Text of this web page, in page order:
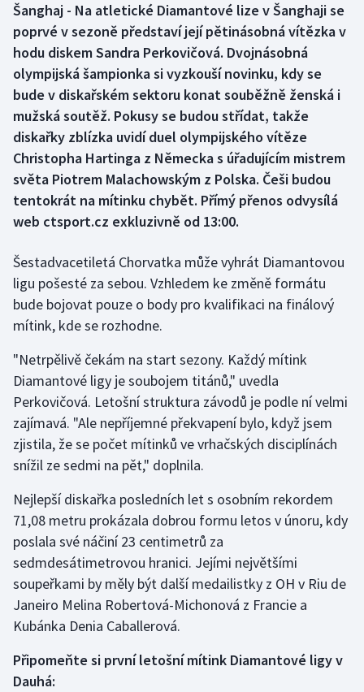
Box
Curling
Dostihy
Florbal
Futsal
Golf
Gymnastika
Házená
Judo
Krasobruslení
Lezení
Lyže a snowboard
Moderní pětiboj
Motorsport
Olympijské hry
Parasport
Šanghaj - Na atletické Diamantové lize v Šanghaji se
poprvé v sezoně představí její pětinásobná vítězka v
hodu diskem Sandra Perkovičová. Dvojnásobná
olympijská šampionka si vyzkouší novinku, kdy se
bude v diskařském sektoru konat souběžně ženská i
mužská soutěž. Pokusy se budou střídat, takže
diskařky zblízka uvidí duel olympijského vítěze
Christopha Hartinga z Německa s úřadujícím mistrem
světa Piotrem Malachowským z Polska. Češi budou
tentokrát na mítinku chybět. Přímý přenos odvysílá
web ctsport.cz exkluzivně od 13:00.
Šestadvacetiletá Chorvatka může vyhrát Diamantovou
ligu pošesté za sebou. Vzhledem ke změně formátu
bude bojovat pouze o body pro kvalifikaci na finálový
mítink, kde se rozhodne.
"Netrpělivě čekám na start sezony. Každý mítink
Diamantové ligy je soubojem titánů," uvedla
Perkovičová. Letošní struktura závodů je podle ní velmi
zajímavá. "Ale nepříjemné překvapení bylo, když jsem
zjistila, že se počet mítinků ve vrhačských disciplínách
snížil ze sedmi na pět," doplnila.
Nejlepší diskařka posledních let s osobním rekordem
71,08 metru prokázala dobrou formu letos v únoru, kdy
poslala své náčiní 23 centimetrů za
sedmdesátimetrovou hranici. Jejími největšími
soupeřkami by měly být další medailistky z OH v Riu de
Janeiro Melina Robertová-Michonová z Francie a
Kubánka Denia Caballerová.
Připomeňte si první letošní mítink Diamantové ligy v
Dauhá: